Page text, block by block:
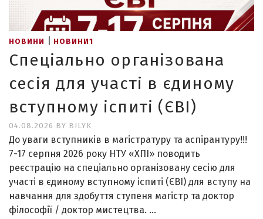
НОВИНИ НОВИНИ1
Спеціально організована
сесія для участі в єдиному
вступному іспиті (ЄВІ)
04.08.2026 BY BILYK
До уваги вступників в магістратуру та аспірантуру!!!
7-17 серпня 2026 року НТУ «ХПІ» поводить
реєстрацію на спеціально організовану сесію для
участі в єдиному вступному іспиті (ЄВІ) для вступу на
навчання для здобуття ступеня магістр та доктор
філософії / доктор мистецтва. …